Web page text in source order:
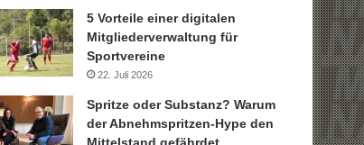
5 Vorteile einer digitalen
Mitgliederverwaltung für
Sportvereine
22. Juli 2026
Spritze oder Substanz? Warum
der Abnehmspritzen-Hype den